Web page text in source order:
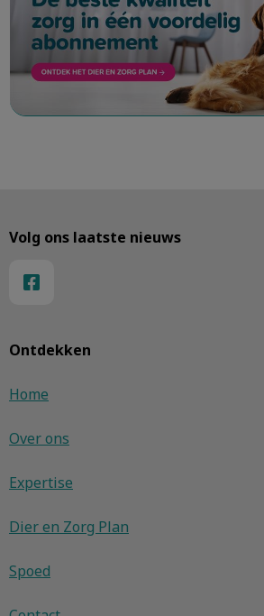
Ontdekken
Home
Over ons
Expertise
Dier en Zorg Plan
Spoed
Volg ons laatste nieuws